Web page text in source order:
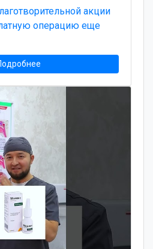
акции
операцию еще